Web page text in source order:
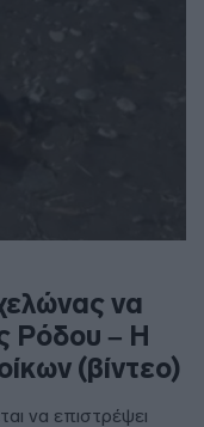
να
Ρόδου – Η
(βίντεο)
να επιστρέψει